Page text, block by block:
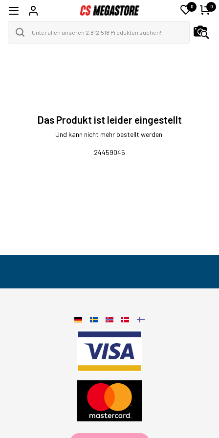
0 0
Das Produkt ist leider eingestellt
Und kann nicht mehr bestellt werden.
24459045